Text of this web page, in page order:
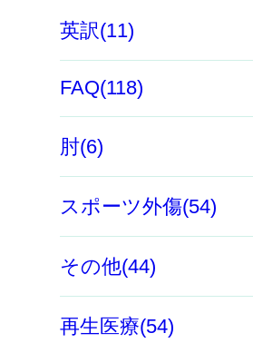
英訳(11)
FAQ(118)
肘(6)
スポーツ外傷(54)
その他(44)
再生医療(54)